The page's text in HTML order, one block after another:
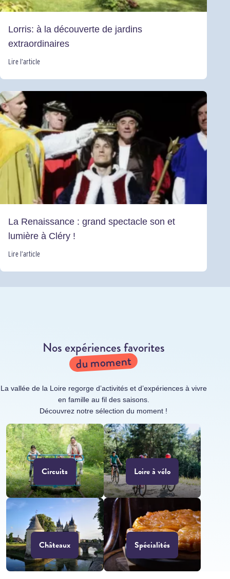
Lorris: à la découverte de jardins
extraordinaires
Lire l’article
La Renaissance : grand spectacle son et
lumière à Cléry !
Lire l’article
Nos expériences favorites
du moment
La vallée de la Loire regorge d’activités et d’expériences à vivre
en famille au fil des saisons.
Découvrez notre sélection du moment !
Circuits Loire à vélo
Châteaux Spécialités